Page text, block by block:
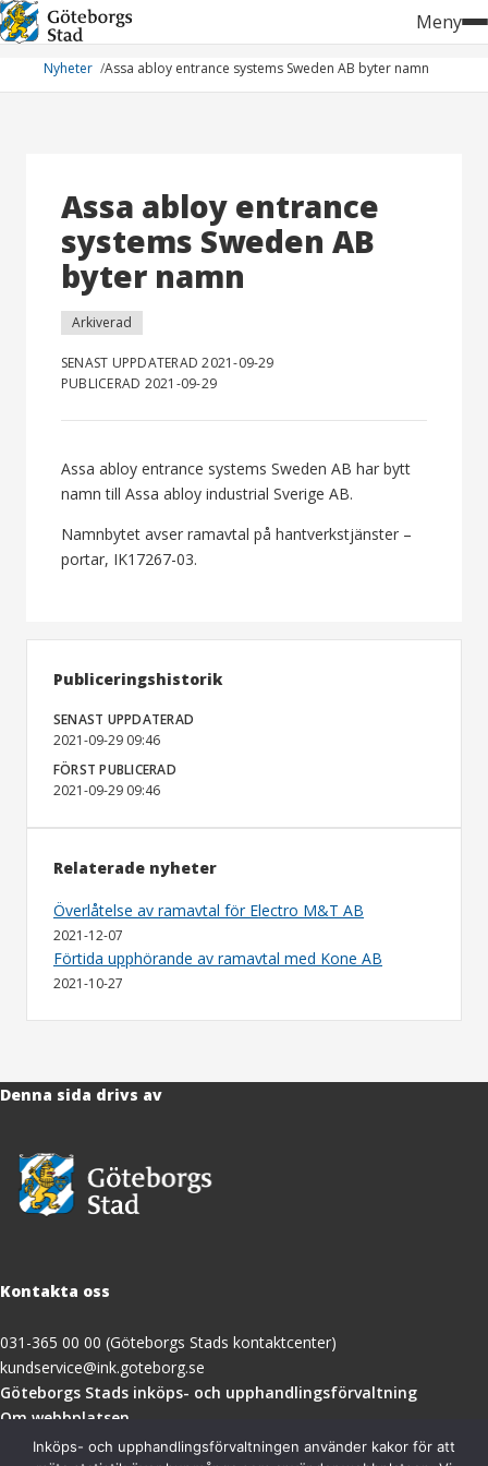
Hoppa
till
innehåll
Meny
Nyheter Assa abloy entrance systems Sweden AB byter namn
Assa abloy entrance
systems Sweden AB
byter namn
Arkiverad
SENAST UPPDATERAD 2021-09-29
PUBLICERAD 2021-09-29
Assa abloy entrance systems Sweden AB har bytt
namn till Assa abloy industrial Sverige AB.
Namnbytet avser ramavtal på hantverkstjänster –
portar, IK17267-03.
Publiceringshistorik
SENAST UPPDATERAD
2021-09-29 09:46
FÖRST PUBLICERAD
2021-09-29 09:46
Relaterade nyheter
Överlåtelse av ramavtal för Electro M&T AB
2021-12-07
Förtida upphörande av ramavtal med Kone AB
2021-10-27
Denna sida drivs av
Kontakta oss
031-365 00 00 (Göteborgs Stads kontaktcenter)
kundservice@ink.goteborg.se
Göteborgs Stads inköps- och upphandlingsförvaltning(öppnas
nytt
Om webbplatsen
Tillgänglighetsredogörelse
Inköps- och upphandlingsförvaltningen använder kakor för att